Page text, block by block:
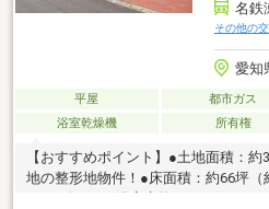
名鉄
その他の
愛知
平屋 都市ガス
浴室乾燥機
所有権
【おすすめポイント】●土地面積：
地の整形地物件！●床面積：約66坪（